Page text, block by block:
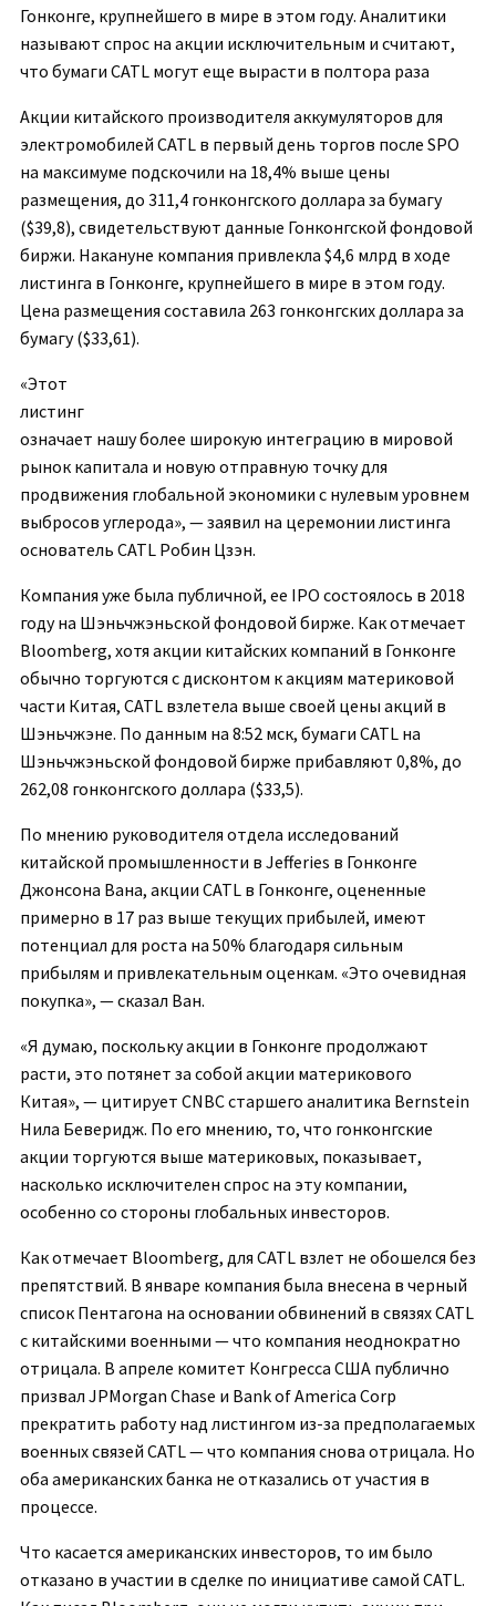
Гонконге, крупнейшего в мире в этом году. Аналитики
называют спрос на акции исключительным и считают,
что бумаги CATL могут еще вырасти в полтора раза
Акции китайского производителя аккумуляторов для
электромобилей CATL в первый день торгов после SPO
на максимуме подскочили на 18,4% выше цены
размещения, до 311,4 гонконгского доллара за бумагу
($39,8), свидетельствуют данные Гонконгской фондовой
биржи. Накануне компания привлекла $4,6 млрд в ходе
листинга в Гонконге, крупнейшего в мире в этом году.
Цена размещения составила 263 гонконгских доллара за
бумагу ($33,61).
«Этот
листинг
означает нашу более широкую интеграцию в мировой
рынок капитала и новую отправную точку для
продвижения глобальной экономики с нулевым уровнем
выбросов углерода», — заявил на церемонии листинга
основатель CATL Робин Цзэн.
Компания уже была публичной, ее IPO состоялось в 2018
году на Шэньчжэньской фондовой бирже. Как отмечает
Bloomberg, хотя акции китайских компаний в Гонконге
обычно торгуются с дисконтом к акциям материковой
части Китая, CATL взлетела выше своей цены акций в
Шэньчжэне. По данным на 8:52 мск, бумаги CATL на
Шэньчжэньской фондовой бирже прибавляют 0,8%, до
262,08 гонконгского доллара ($33,5).
По мнению руководителя отдела исследований
китайской промышленности в Jefferies в Гонконге
Джонсона Вана, акции CATL в Гонконге, оцененные
примерно в 17 раз выше текущих прибылей, имеют
потенциал для роста на 50% благодаря сильным
прибылям и привлекательным оценкам. «Это очевидная
покупка», — сказал Ван.
«Я думаю, поскольку акции в Гонконге продолжают
расти, это потянет за собой акции материкового
Китая», — цитирует CNBC старшего аналитика Bernstein
Нила Беверидж. По его мнению, то, что гонконгские
акции торгуются выше материковых, показывает,
насколько исключителен спрос на эту компании,
особенно со стороны глобальных инвесторов.
Как отмечает Bloomberg, для CATL взлет не обошелся без
препятствий. В январе компания была внесена в черный
список Пентагона на основании обвинений в связях CATL
с китайскими военными — что компания неоднократно
отрицала. В апреле комитет Конгресса США публично
призвал JPMorgan Chase и Bank of America Corp
прекратить работу над листингом из-за предполагаемых
военных связей CATL — что компания снова отрицала. Но
оба американских банка не отказались от участия в
процессе.
Что касается американских инвесторов, то им было
отказано в участии в сделке по инициативе самой CATL.